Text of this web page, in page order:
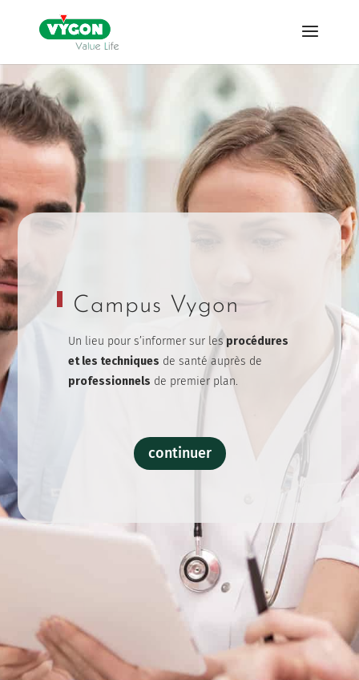
Campus Vygon
Un lieu pour s’informer sur lesprocédures
et les techniques de santé auprès de
professionnels de premier plan.
continuer